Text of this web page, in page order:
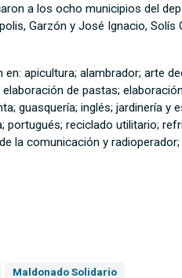
a los ocho municipios del
Garzón y José Ignacio,
apicultura; alambrador; arte
de pastas;
guasquería; inglés; jardinería
portugués; reciclado utilitario;
la comunicación y
Maldonado Solidario